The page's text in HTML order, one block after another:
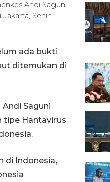
Andi Saguni
Senin
ada bukti
ditemukan di
Saguni
tipe Hantavirus
di Indonesia,